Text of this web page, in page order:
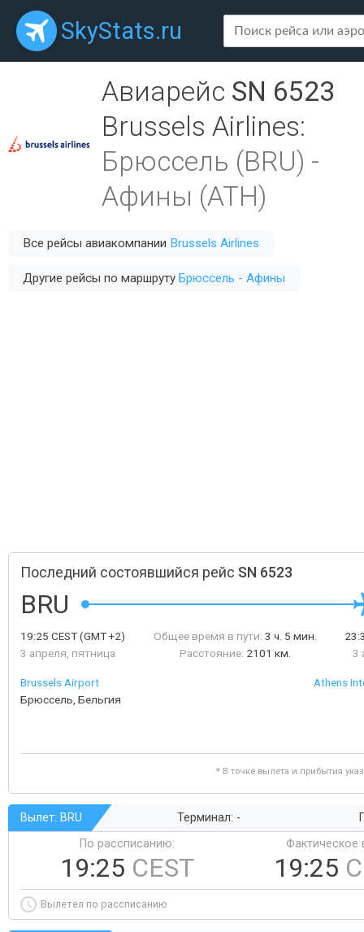
SkyStats.ru
Авиарейс SN 6523
Brussels Airlines:
Брюссель (BRU) -
Афины (ATH)
Все рейсы авиакомпании Brussels Airlines
Другие рейсы по маршруту Брюссель - Афины
Последний состоявшийся рейс SN 6523
BRU
19:25 CEST(GMT +2)
3 апреля, пятница
Общее время в пути: 3 ч. 5 мин.
Расстояние: 2101 км.
3
Brussels Airport
Брюссель, Бельгия
Athens
* В точке вылета и прибытия
Вылет: BRU Терминал: -
По рассписанию:
19:25 CEST
Фактическое
19:25
Вылетел по рассписанию